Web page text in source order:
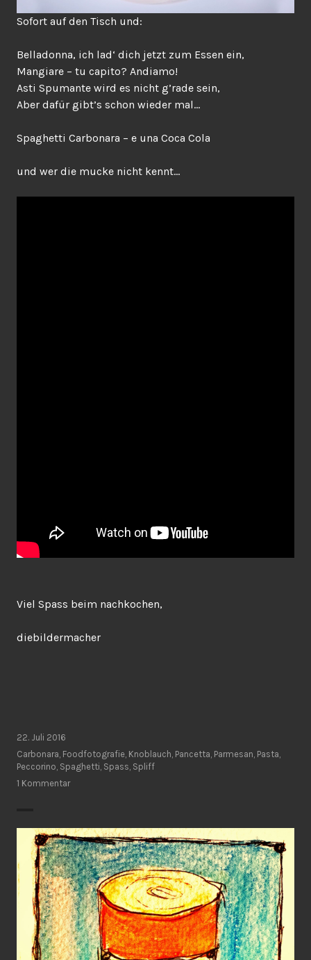
Sofort auf den Tisch und:
Belladonna, ich lad‘ dich jetzt zum Essen ein,
Mangiare – tu capito? Andiamo!
Asti Spumante wird es nicht g’rade sein,
Aber dafür gibt’s schon wieder mal…
Spaghetti Carbonara – e una Coca Cola
und wer die mucke nicht kennt…
Viel Spass beim nachkochen,
diebildermacher
22. Juli 2016
Carbonara Foodfotografie Knoblauch Pancetta Parmesan Pasta
Peccorino Spaghetti Spass Spliff
1 Kommentar